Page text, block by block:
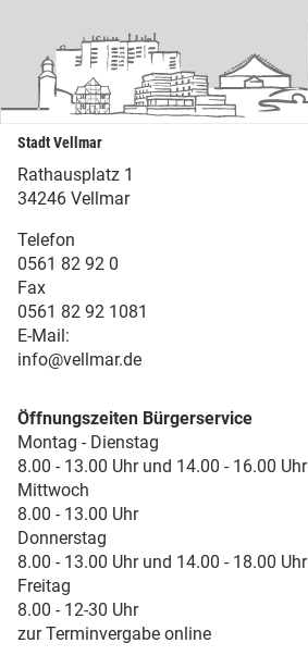
Stadt Vellmar
Rathausplatz 1
34246 Vellmar
Telefon
0561 82 92 0
Fax
0561 82 92 1081
E-Mail:
info@vellmar.de
Öffnungszeiten Bürgerservice
Montag - Dienstag
8.00 - 13.00 Uhr und 14.00 - 16.00 Uhr
Mittwoch
8.00 - 13.00 Uhr
Donnerstag
8.00 - 13.00 Uhr und 14.00 - 18.00 Uhr
Freitag
8.00 - 12-30 Uhr
zur Terminvergabe online